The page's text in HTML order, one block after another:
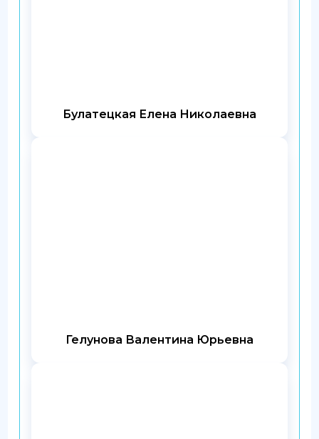
Булатецкая Елена Николаевна
Гелунова Валентина Юрьевна